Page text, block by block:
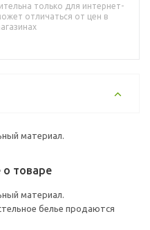
только для интернет-
отличаться от цен в
материал.
товаре
материал.
белье продаются